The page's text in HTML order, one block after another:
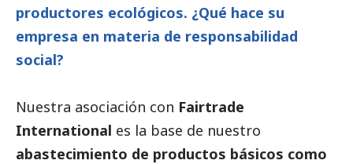
productores ecológicos. ¿Qué hace su
empresa en materia de responsabilidad
social?
Nuestra asociación con Fairtrade
International es la base de nuestro
abastecimiento de productos básicos como